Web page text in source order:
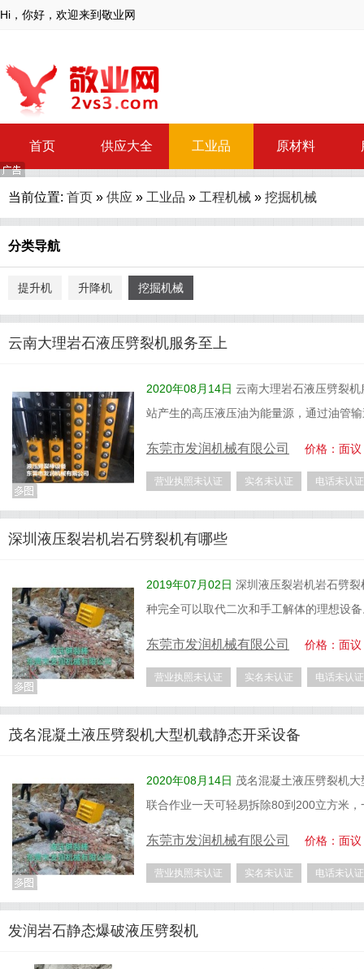
Hi，你好，欢迎来到敬业网
首页 供应大全 工业品 原材料
当前位置: 首页 » 供应 » 工业品 » 工程机械 » 挖掘机械
分类导航
提升机 升降机 挖掘机械
云南大理岩石液压劈裂机服务至上
2020年08月14日 云南大理岩石液压劈裂
站产生的高压液压油为能量源，通过油管
东莞市发润机械有限公司 价格：面议
营业执照未认证 实名未认证 电话未认证
深圳液压裂岩机岩石劈裂机有哪些
2019年07月02日 深圳液压裂岩机岩石劈
种完全可以取代二次和手工解体的理想设
东莞市发润机械有限公司 价格：面议
营业执照未认证 实名未认证 电话未认证
茂名混凝土液压劈裂机大型机载静态开采设备
2020年08月14日 茂名混凝土液压劈裂机
联合作业一天可轻易拆除80到200立方米，
东莞市发润机械有限公司 价格：面议
营业执照未认证 实名未认证 电话未认证
发润岩石静态爆破液压劈裂机